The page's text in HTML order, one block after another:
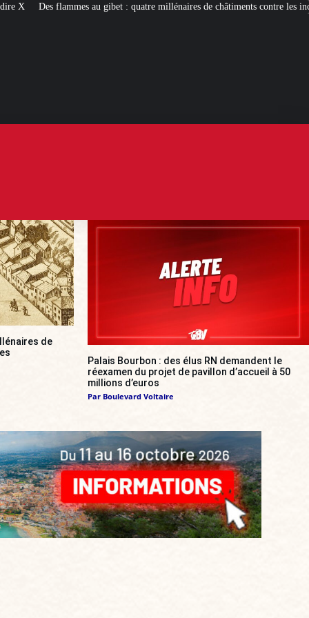
: quatre millénaires de châtiments contre les incendiaires Palais Bourbon
de
Palais Bourbon : des élus RN demandent le
réexamen du projet de pavillon d’accueil à 50
millions d’euros
Par Boulevard Voltaire